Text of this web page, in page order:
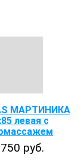
МАРТИНИКА
левая с
руб.